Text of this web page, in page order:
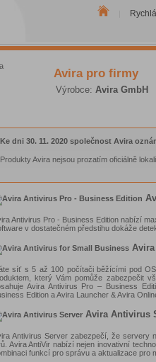
Avira pro firmy
Výrobce: Avira GmbH
Ke dni 30. 11. 2020 společnost Avira
Produkty Avira nejsou prozatím oficiálně
Antivirus Pro - Business Edition nabízí
v dostatečném předstihu dokáže
síť s 5 až 100 počítači běžícími pod
který Vám pomůže zabezpečit
Avira Antivirus Pro – Business
Edition a Avira Launcher & Avira
Avira Antivirus
Antivirus Server zabezpečí, že servery
Avira AntiVir nabízí nejen inovativní
funkcí pro správu a aktualizace pro